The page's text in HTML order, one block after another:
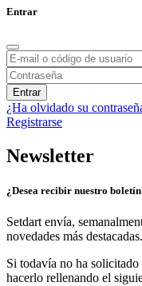
Entrar
Entrar
¿Ha olvidado su
Registrarse
Newsletter
¿Desea recibir nuestro
Setdart envía,
novedades más destacadas.
Si todavía no ha
hacerlo rellenando el